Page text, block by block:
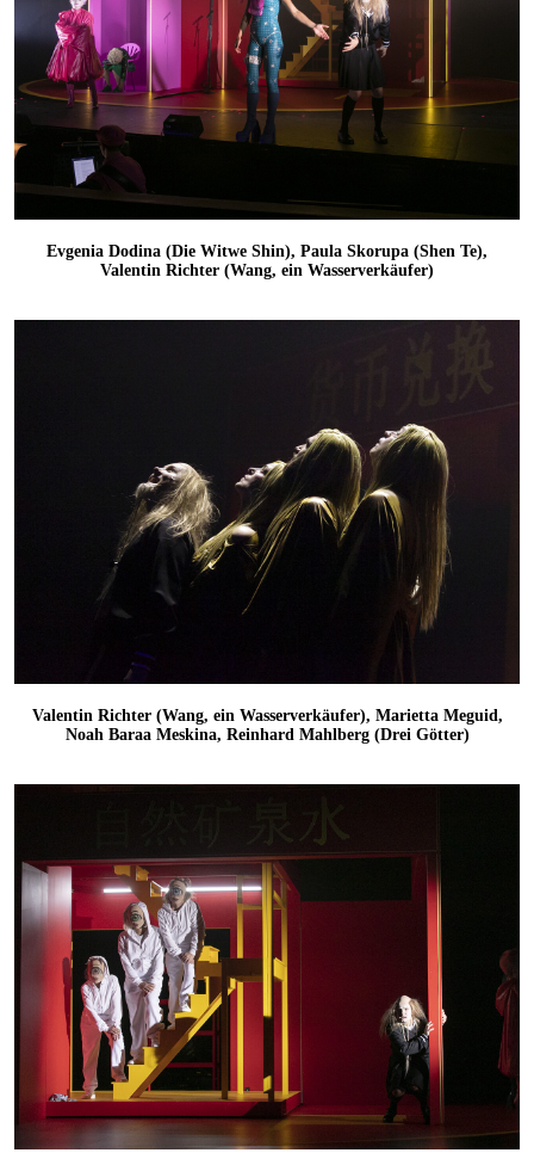
Evgenia Dodina (Die Witwe Shin), Paula Skorupa (Shen Te),
Valentin Richter (Wang, ein Wasserverkäufer)
Valentin Richter (Wang, ein Wasserverkäufer), Marietta Meguid,
Noah Baraa Meskina, Reinhard Mahlberg (Drei Götter)